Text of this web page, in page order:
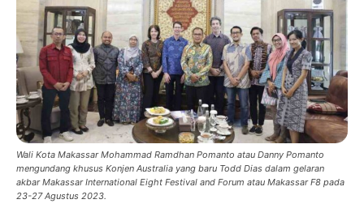
Wali Kota Makassar Mohammad Ramdhan Pomanto atau Danny Pomanto
mengundang khusus Konjen Australia yang baru Todd Dias dalam gelaran
akbar Makassar International Eight Festival and Forum atau Makassar F8 pada
23-27 Agustus 2023.